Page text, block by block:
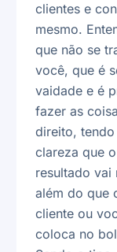
clientes e
mesmo.
que não se
você, que é
vaidade e é
fazer as
direito, tendo
clareza que o
resultado vai
além do que
cliente ou
coloca no